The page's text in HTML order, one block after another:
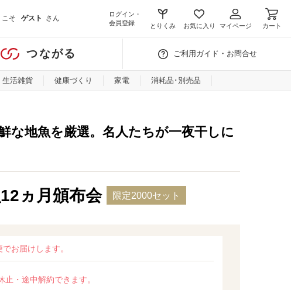
こそ ゲスト さん
ログイン・
会員登録
とりくみ お気に入り マイページ カート
つながる ご利用ガイド・お問合せ
生活雑貨 健康づくり 家電 消耗品･別売品
な地魚を厳選。名人たちが一夜干しに
ヵ月頒布会 限定2000セット
お届けします。
・途中解約できます。